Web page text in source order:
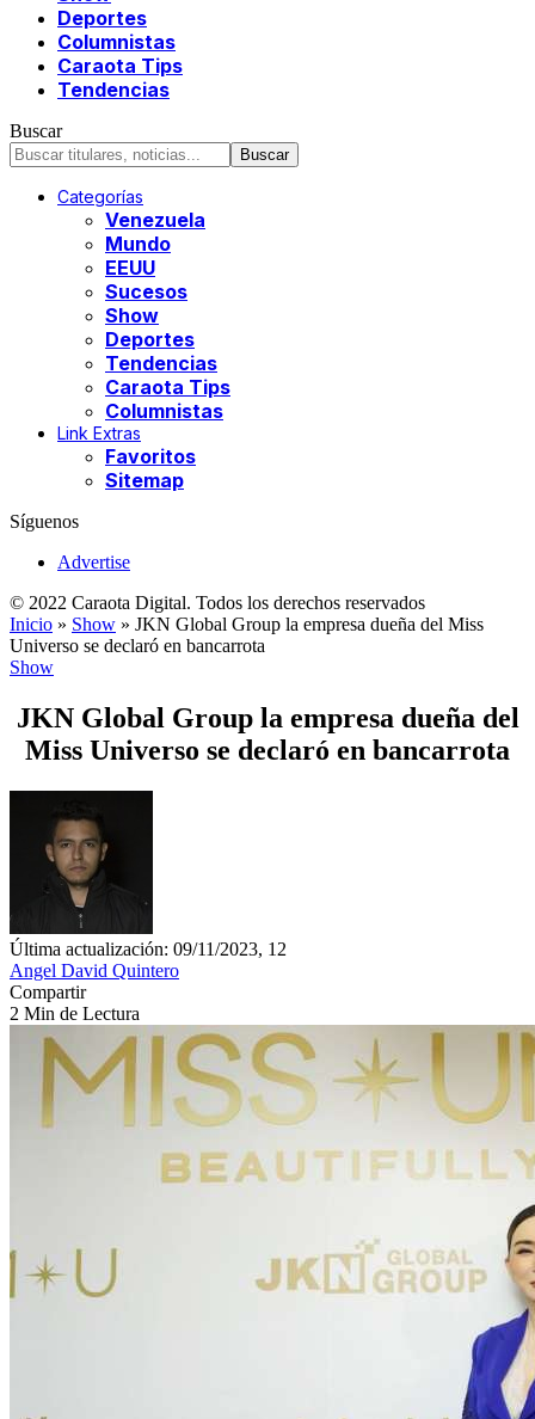
Deportes
Columnistas
Caraota Tips
Tendencias
Buscar
Categorías
Venezuela
Mundo
EEUU
Sucesos
Show
Deportes
Tendencias
Caraota Tips
Columnistas
Link Extras
Favoritos
Sitemap
Síguenos
Advertise
© 2022 Caraota Digital. Todos los derechos reservados
Inicio » Show » JKN Global Group la empresa dueña del Miss
Universo se declaró en bancarrota
Show
JKN Global Group la empresa dueña del
Miss Universo se declaró en bancarrota
Última actualización: 09/11/2023, 12
Angel David Quintero
Compartir
2 Min de Lectura